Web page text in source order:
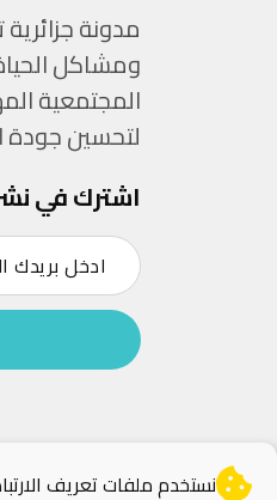
مدونة
ومشاكل
المجتمعية
لتحسين جودة
اشترك في
نستخدم ملفات تعريف